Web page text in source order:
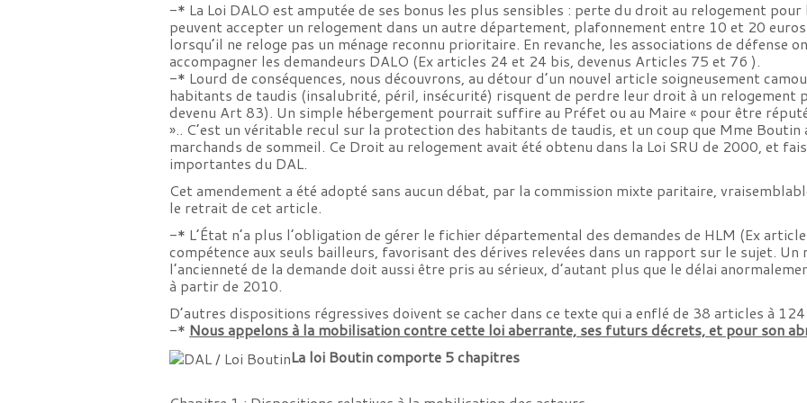
-* La Loi DALO est amputée de ses bonus les plus sensibles : perte du droit au relogement
peuvent accepter un relogement dans un autre département, plafonnement entre 10 et 20
lorsqu’il ne reloge pas un ménage reconnu prioritaire. En revanche, les associations de
accompagner les demandeurs DALO (Ex articles 24 et 24 bis, devenus Articles 75 et 76 ).
-* Lourd de conséquences, nous découvrons, au détour d’un nouvel article soigneusement
habitants de taudis (insalubrité, péril, insécurité) risquent de perdre leur droit à un relogement
devenu Art 83). Un simple hébergement pourrait suffire au Préfet ou au Maire « pour être
».. C’est un véritable recul sur la protection des habitants de taudis, et un coup que Mme
marchands de sommeil. Ce Droit au relogement avait été obtenu dans la Loi SRU de 2000, et
importantes du DAL.
Cet amendement a été adopté sans aucun débat, par la commission mixte paritaire,
le retrait de cet article.
-* L’État n’a plus l’obligation de gérer le fichier départemental des demandes de HLM (Ex
compétence aux seuls bailleurs, favorisant des dérives relevées dans un rapport sur le sujet.
l’ancienneté de la demande doit aussi être pris au sérieux, d’autant plus que le délai
à partir de 2010.
D’autres dispositions régressives doivent se cacher dans ce texte qui a enflé de 38 articles à
-* Nous appelons à la mobilisation contre cette loi aberrante, ses futurs décrets, et pour son
La loi Boutin comporte 5 chapitres